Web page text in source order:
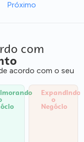
Próximo
com
acordo com o seu
Expandindo
o
Negócio